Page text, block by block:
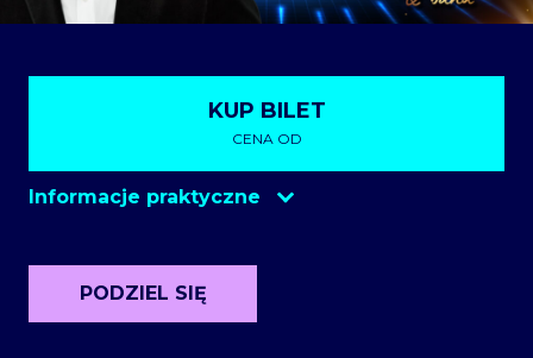
KUP BILET
CENA OD
Informacje praktyczne
PODZIEL SIĘ